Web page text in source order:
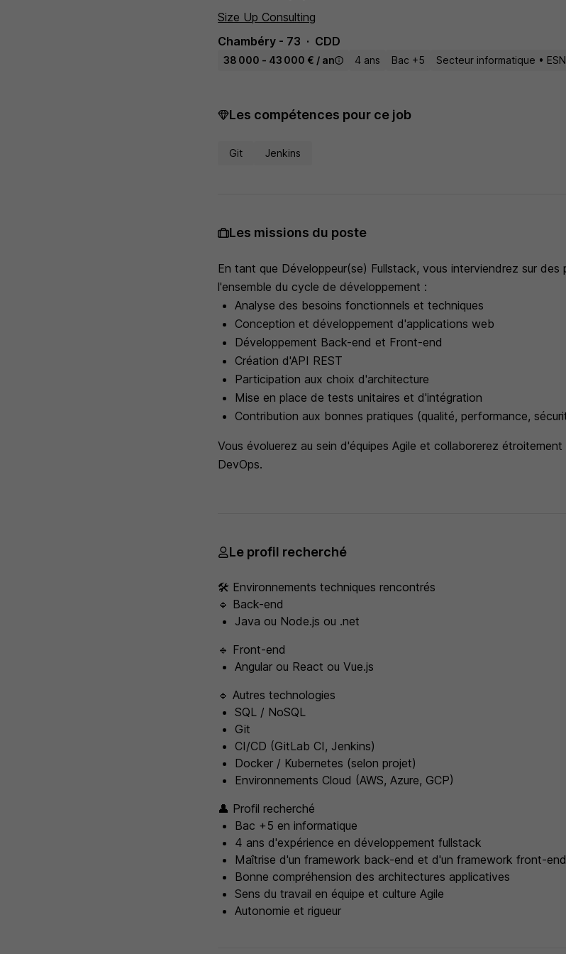
Size Up Consulting
Chambéry - 73
CDD
38 000 - 43 000 € / an 4 ans Bac +5 Secteur informatique • ESN
Les compétences pour ce job
Git Jenkins
Les missions du poste
En tant que Développeur(se) Fullstack, vous interviendrez sur
l'ensemble du cycle de développement :
Analyse des besoins fonctionnels et techniques
Conception et développement d'applications web
Développement Back-end et Front-end
Création d'API REST
Participation aux choix d'architecture
Mise en place de tests unitaires et d'intégration
Contribution aux bonnes pratiques (qualité, performance,
Vous évoluerez au sein d'équipes Agile et collaborerez
DevOps.
Le profil recherché
🛠️ Environnements techniques rencontrés
🔹 Back-end
Java ou Node.js ou .net
🔹 Front-end
Angular ou React ou Vue.js
🔹 Autres technologies
SQL / NoSQL
Git
CI/CD (GitLab CI, Jenkins)
Docker / Kubernetes (selon projet)
Environnements Cloud (AWS, Azure, GCP)
👤 Profil recherché
Bac +5 en informatique
4 ans d'expérience en développement fullstack
Maîtrise d'un framework back-end et d'un framework front-end
Bonne compréhension des architectures applicatives
Sens du travail en équipe et culture Agile
Autonomie et rigueur